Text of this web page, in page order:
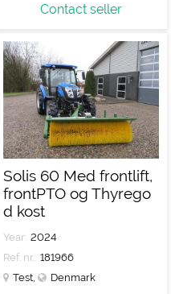
Contact seller
Solis 60 Med frontlift,
frontPTO og Thyrego
d kost
Year: 2024
Ref. nr.: 181966
Test, Denmark